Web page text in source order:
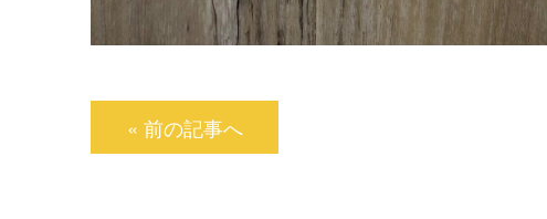
« 前の記事へ